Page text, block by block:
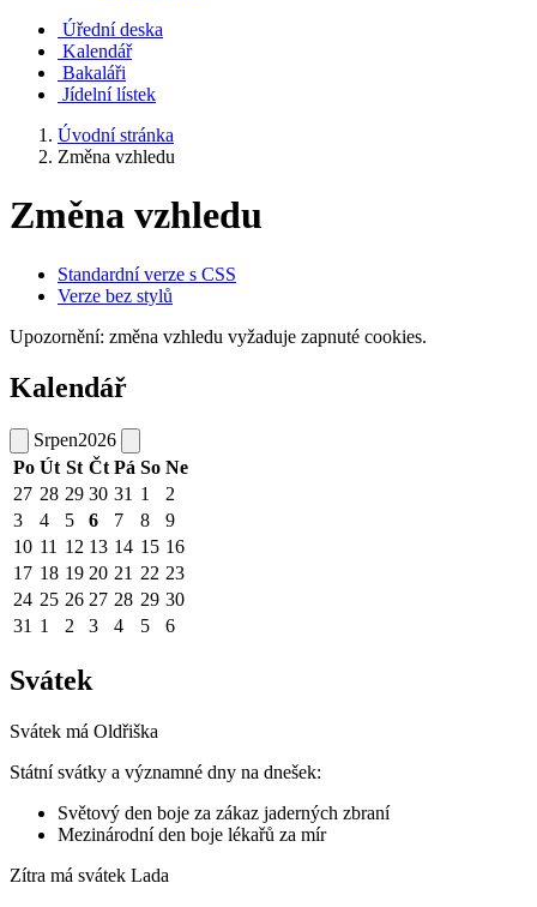
Úřední deska
Kalendář
Bakaláři
Jídelní lístek
Úvodní stránka
Změna vzhledu
Změna vzhledu
Standardní verze s CSS
Verze bez stylů
Upozornění: změna vzhledu vyžaduje zapnuté cookies.
Kalendář
Srpen2026
Po Út St Čt Pá So Ne
27 28 29 30 31 1
2
3
4 5 6 7 8
9
10 11 12 13 14 15 16
17 18 19 20 21 22 23
24 25 26 27 28 29 30
31 1 2 3 4 5 6
Svátek
Svátek má Oldřiška
Státní svátky a významné dny na dnešek:
Světový den boje za zákaz jaderných zbraní
Mezinárodní den boje lékařů za mír
Zítra má svátek Lada